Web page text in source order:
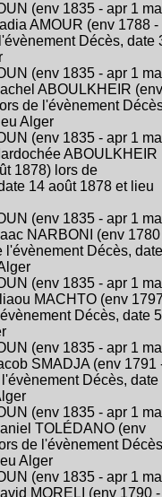
(env 1835 - apr 1
AMOUR (env 1788 -
Décès, date
(env 1835 - apr 1
ABOULKHEIR (env
de l'évènement
Alger
(env 1835 - apr 1
ABOULKHEIR
1878) lors de
14 août 1878 et lieu
(env 1835 - apr 1
NARBONI (env
l'évènement Décès, date
(env 1835 - apr 1
MACHTO (env
Décès, date 5
(env 1835 - apr 1
SMADJA (env 1791
Décès, date
(env 1835 - apr 1
TOLÉDANO (env
de l'évènement
Alger
(env 1835 - apr 1
MORELI (env 1790 -